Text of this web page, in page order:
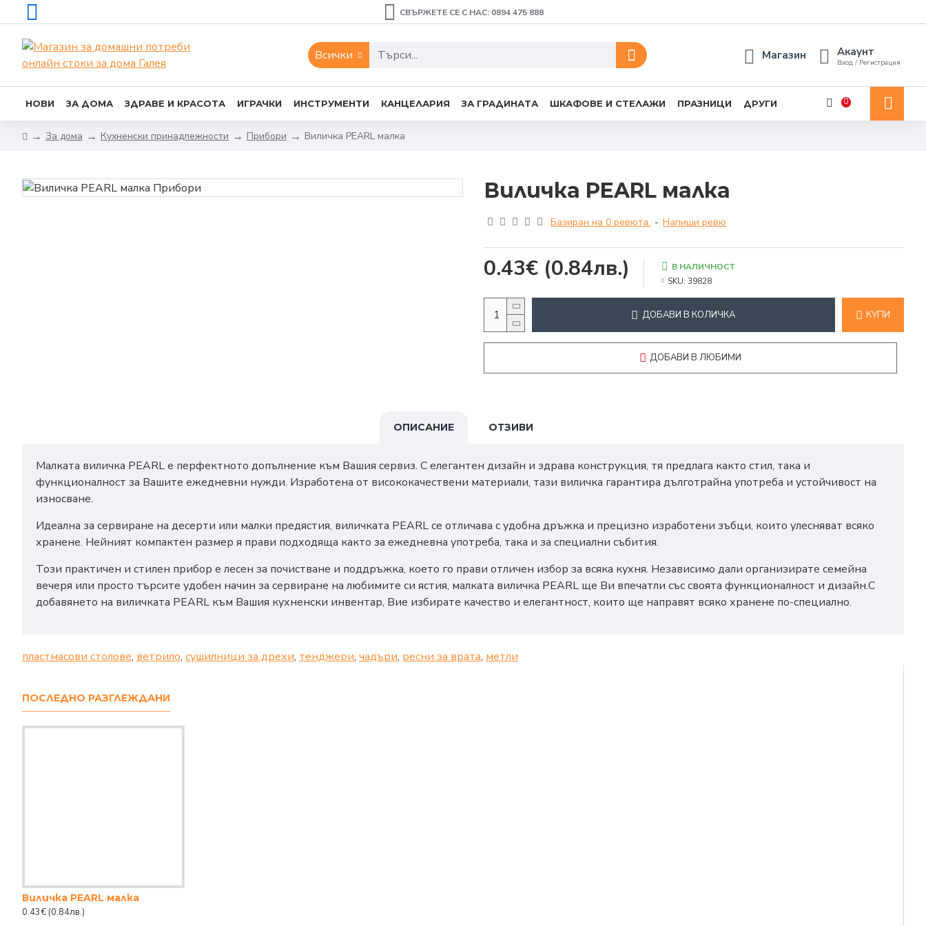
СВЪРЖЕТЕ СЕ С НАС: 0894 475 888
Всички Магазин Акаунт
Вход / Регистрация
НОВИ ЗА ДОМА ЗДРАВЕ И КРАСОТА ИГРАЧКИ ИНСТРУМЕНТИ КАНЦЕЛАРИЯ ЗА ГРАДИНАТА ШКАФОВЕ И СТЕЛАЖИ ПРАЗНИЦИ ДРУГИ 0
За дома Кухненски принадлежности Прибори Виличка PEARL малка
Виличка PEARL малка
Базиран на 0 ревюта. - Напиши ревю
0.43€ (0.84лв.)
В НАЛИЧНОСТ
SKU: 39828
ДОБАВИ В КОЛИЧКА КУПИ
ДОБАВИ В ЛЮБИМИ
ОПИСАНИЕ ОТЗИВИ
Малката виличка PEARL е перфектното допълнение към Вашия сервиз. С елегантен дизайн и здрава конструкция, тя предлага както стил, така и
функционалност за Вашите ежедневни нужди. Изработена от висококачествени материали, тази виличка гарантира дълготрайна употреба и устойчивост на
износване.
Идеална за сервиране на десерти или малки предястия, виличката PEARL се отличава с удобна дръжка и прецизно изработени зъбци, които улесняват всяко
хранене. Нейният компактен размер я прави подходяща както за ежедневна употреба, така и за специални събития.
Този практичен и стилен прибор е лесен за почистване и поддръжка, което го прави отличен избор за всяка кухня. Независимо дали организирате семейна
вечеря или просто търсите удобен начин за сервиране на любимите си ястия, малката виличка PEARL ще Ви впечатли със своята функционалност и дизайн.С
добавянето на виличката PEARL към Вашия кухненски инвентар, Вие избирате качество и елегантност, които ще направят всяко хранене по-специално.
пластмасови столове, ветрило, сушилници за дрехи, тенджери, чадъри, ресни за врата, метли
ПОСЛЕДНО РАЗГЛЕЖДАНИ
Виличка PEARL малка
0.43€ (0.84лв.)